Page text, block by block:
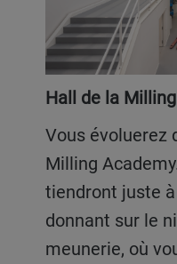
Hall de la
Vous évoluerez dans le hall de notre
Milling
tiendront juste
donnant sur le
meunerie, où